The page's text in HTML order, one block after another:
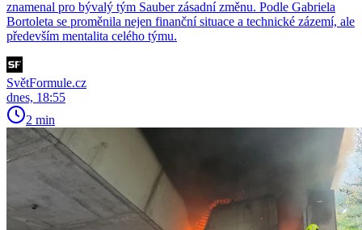
znamenal pro bývalý tým Sauber zásadní změnu. Podle Gabriela
Bortoleta se proměnila nejen finanční situace a technické zázemí, ale
především mentalita celého týmu.
SvětFormule.cz
dnes, 18:55
2 min